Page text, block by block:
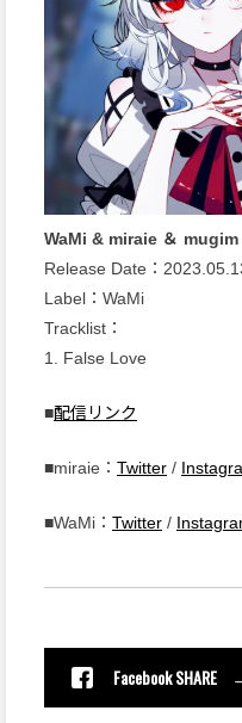
WaMi & miraie ＆ mugim
Release Date：
Label：WaMi
Tracklist：
1. False Love
■配信リンク
■miraie： Twitter /
■WaMi： Twitter /
Facebook SHARE